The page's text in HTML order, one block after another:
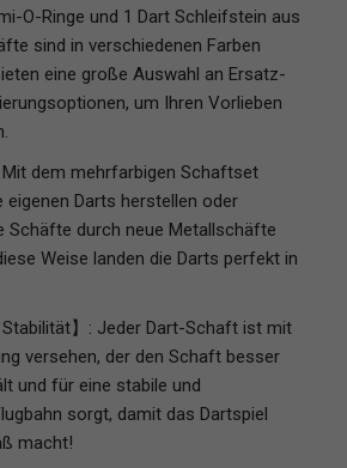
O-Ringe und 1 Dart Schleifstein aus
sind in verschiedenen Farben
eine große Auswahl an Ersatz-
um Ihren Vorlieben
Mit dem mehrfarbigen Schaftset
eigenen Darts herstellen oder
Schäfte durch neue Metallschäfte
Weise landen die Darts perfekt in
Stabilität】: Jeder Dart-Schaft ist mit
versehen, der den Schaft besser
und für eine stabile und
sorgt, damit das Dartspiel
macht!